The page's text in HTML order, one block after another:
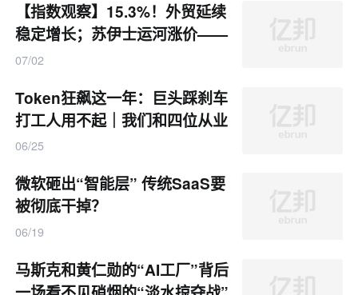
【指数观察】15.3%！外贸延续
稳定增长；苏伊士运河涨价——
小商品行业月度大新闻
07/02
Token狂飙这一年：巨头踩刹车
打工人用不起｜我们和四位从业
者聊了聊
06/25
微软砸出“智能层” 传统SaaS要
被彻底干掉？
06/19
马斯克和黄仁勋的“AI工厂”背后